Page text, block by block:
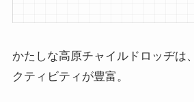
かたしな高原チャイルドロッヂは
クティビティが豊富。